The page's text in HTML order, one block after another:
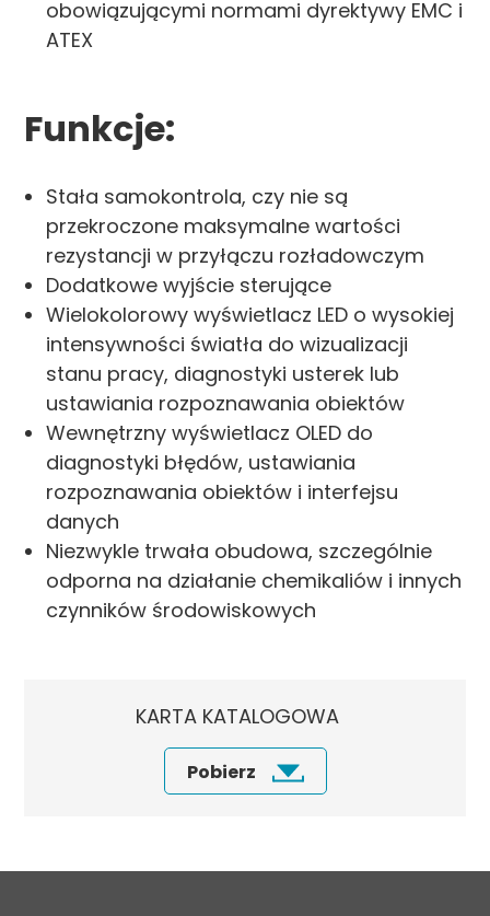
obowiązującymi normami dyrektywy EMC i
ATEX
Funkcje:
Stała samokontrola, czy nie są
przekroczone maksymalne wartości
rezystancji w przyłączu rozładowczym
Dodatkowe wyjście sterujące
Wielokolorowy wyświetlacz LED o wysokiej
intensywności światła do wizualizacji
stanu pracy, diagnostyki usterek lub
ustawiania rozpoznawania obiektów
Wewnętrzny wyświetlacz OLED do
diagnostyki błędów, ustawiania
rozpoznawania obiektów i interfejsu
danych
Niezwykle trwała obudowa, szczególnie
odporna na działanie chemikaliów i innych
czynników środowiskowych
KARTA KATALOGOWA
Pobierz